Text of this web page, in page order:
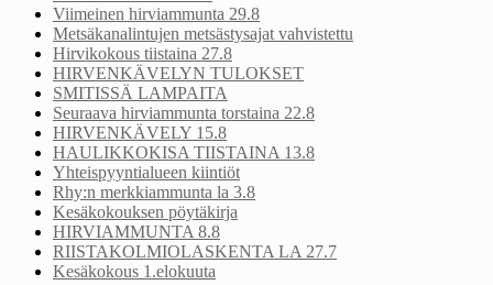
Viimeinen hirviammunta 29.8
Metsäkanalintujen metsästysajat vahvistettu
Hirvikokous tiistaina 27.8
HIRVENKÄVELYN TULOKSET
SMITISSÄ LAMPAITA
Seuraava hirviammunta torstaina 22.8
HIRVENKÄVELY 15.8
HAULIKKOKISA TIISTAINA 13.8
Yhteispyyntialueen kiintiöt
Rhy:n merkkiammunta la 3.8
Kesäkokouksen pöytäkirja
HIRVIAMMUNTA 8.8
RIISTAKOLMIOLASKENTA LA 27.7
Kesäkokous 1.elokuuta